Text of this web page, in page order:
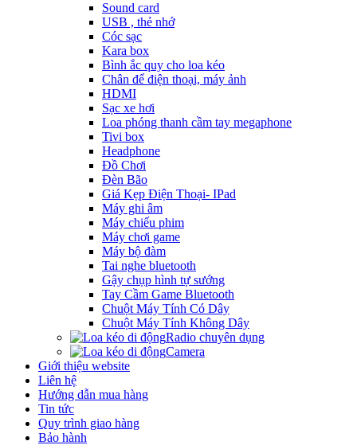
Sound card
USB , thẻ nhớ
Cóc sạc
Kara box
Bình ắc quy cho loa kéo
Chân để điện thoại, máy ảnh
HDMI
Sạc xe hơi
Loa phóng thanh cầm tay megaphone
Tivi box
Headphone
Đồ Chơi
Đèn Bão
Giá Kẹp Điện Thoại- IPad
Máy ghi âm
Máy chiếu phim
Máy chơi game
Máy bộ đàm
Tai nghe bluetooth
Gậy chụp hình tự sướng
Tay Cầm Game Bluetooth
Chuột Máy Tính Có Dây
Chuột Máy Tính Không Dây
Radio chuyên dụng
Camera
Giới thiệu website
Liên hệ
Hướng dẫn mua hàng
Tin tức
Quy trình giao hàng
Bảo hành